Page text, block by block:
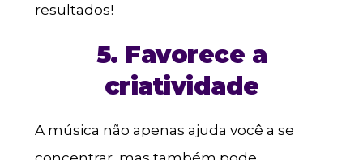
resultados!
5. Favorece a
criatividade
A música não apenas ajuda você a se